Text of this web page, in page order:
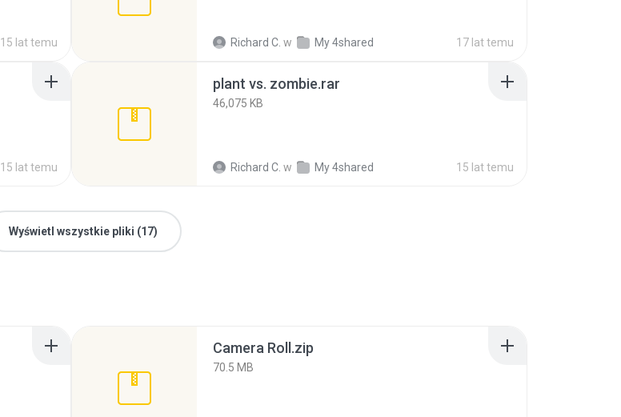
15 lat temu Richard C. w My 4shared 17 lat temu
15 lat temu
plant vs. zombie.rar
46,075 KB
Richard C. w My 4shared 15 lat temu
Wyświetl wszystkie pliki (17)
Camera Roll.zip
70.5 MB